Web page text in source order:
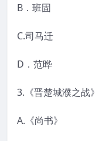
B．班固
C.司马迁
D．范晔
3.《晋楚城濮之战》
A.《尚书》